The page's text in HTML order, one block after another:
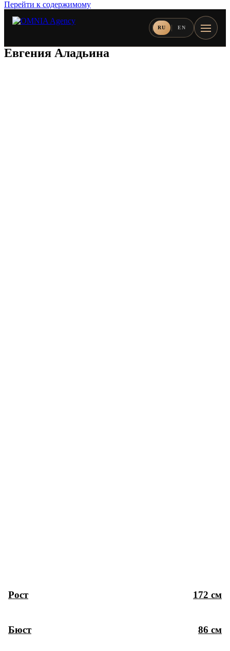
Перейти к содержимому
RU EN
Евгения Аладьина
Рост 172 см
Бюст 86 см